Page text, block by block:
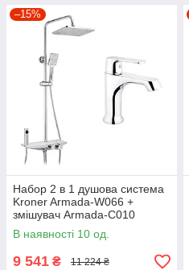
–15%
Набор 2 в 1 душова система
Kroner Armada-W066 +
змішувач Armada-C010
В наявності 10 од.
9 541 ₴ 11 224 ₴